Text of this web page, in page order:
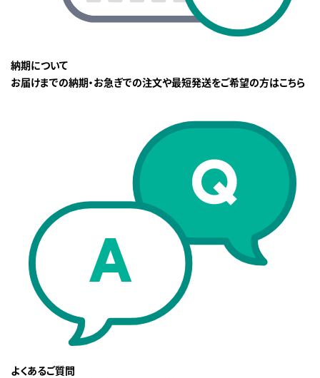
納期について
お届けまでの納期・お急ぎでの注文や最短発送をご希望の方はこちら
よくあるご質問